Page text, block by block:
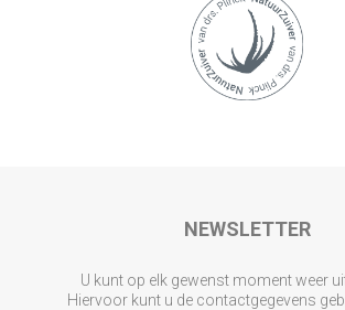
NEWSLETTER
U kunt op elk gewenst moment weer
Hiervoor kunt u de contactgegevens